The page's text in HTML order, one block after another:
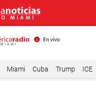
Miami Cuba Trump ICE